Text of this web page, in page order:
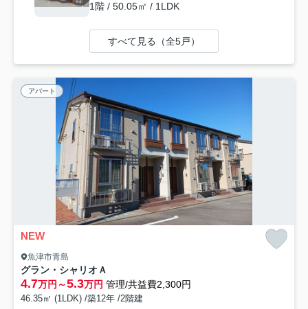
1階 / 50.05㎡ / 1LDK
すべて見る（全5戸）
アパート
NEW
魚津市青島
グラン・シャリオＡ
4.7万円～5.3万円 管理/共益費2,300円
46.35㎡ (1LDK) /築12年 /2階建